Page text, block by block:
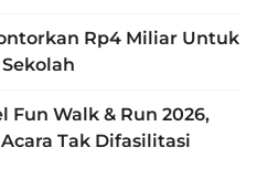
Rp4 Miliar Untuk
Sekolah
Fun Walk & Run 2026,
Tak Difasilitasi